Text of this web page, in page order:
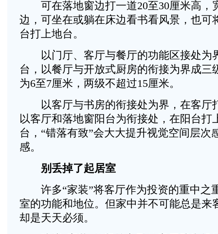
可在落地窗边打一道20至30厘米高，
边，可坐在或躺在床边看书看风景，也可
台打上地台。
以门厅、客厅与餐厅的功能区接处为
台，以餐厅与开放式厨房的衔接为界成三
为6至7厘米，两级不超过15厘米。
以客厅与书房的衔接处为界，在客厅
以客厅和落地窗阳台为衔接处，在阳台打
台，“错落有致”会大大提升视觉空间层次
感。
别丢掉了起居室
许多“家装”将客厅作为投资的重中之
室的功能和地位。但家中并不可能总是来
却是天天必须。